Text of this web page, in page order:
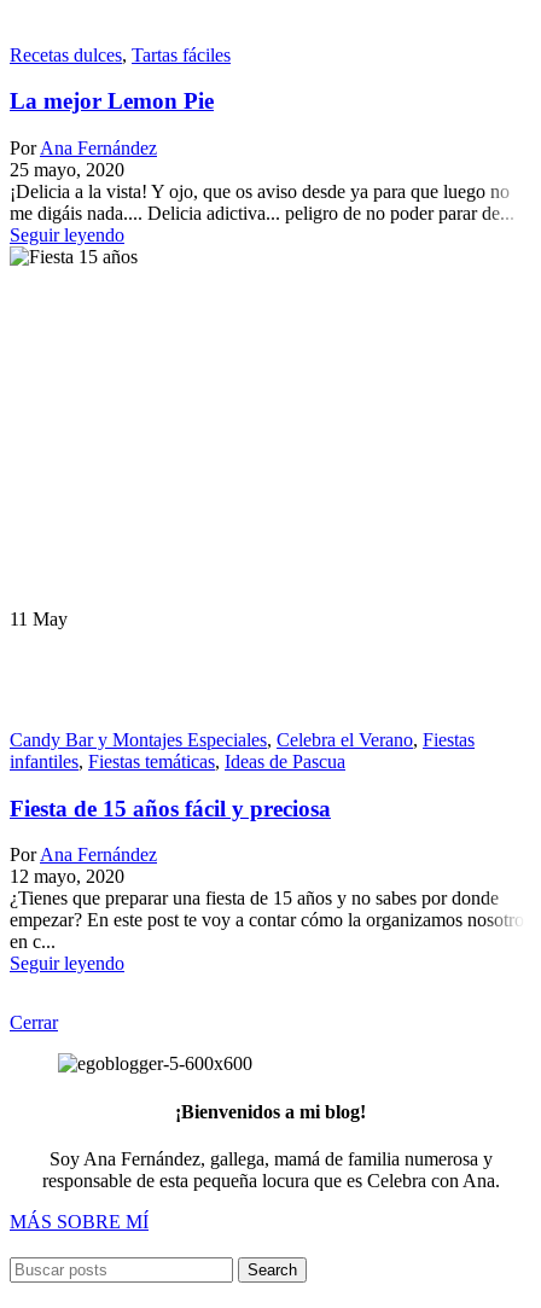
Recetas dulces, Tartas fáciles
La mejor Lemon Pie
Por Ana Fernández
25 mayo, 2020
¡Delicia a la vista! Y ojo, que os aviso desde ya para que luego no
me digáis nada.... Delicia adictiva... peligro de no poder parar de...
Seguir leyendo
11 May
Candy Bar y Montajes Especiales, Celebra el Verano, Fiestas
infantiles, Fiestas temáticas, Ideas de Pascua
Fiesta de 15 años fácil y preciosa
PorAna Fernández
12 mayo, 2020
¿Tienes que preparar una fiesta de 15 años y no sabes por donde
empezar? En este post te voy a contar cómo la organizamos nosotros
en c...
Seguir leyendo
Cerrar
¡Bienvenidos a mi blog!
Soy Ana Fernández, gallega, mamá de familia numerosa y
responsable de esta pequeña locura que es Celebra con Ana.
MÁS SOBRE MÍ
Search